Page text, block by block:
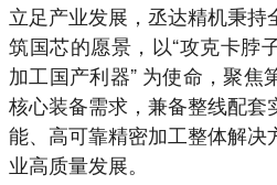
立足产业发展，丞达精机秉
筑国芯的愿景，以“攻克卡脖
加工国产利器” 为使命，聚焦
核心装备需求，兼备整线配套
能、高可靠精密加工整体解
业高质量发展。